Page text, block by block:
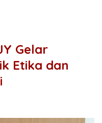
Gelar
Etika dan